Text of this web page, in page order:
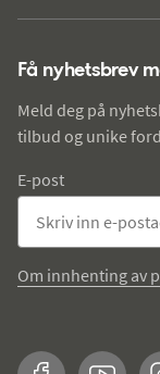
Få nyhetsbrev
Meld deg på
tilbud og unike
E-post
Om innhenting av